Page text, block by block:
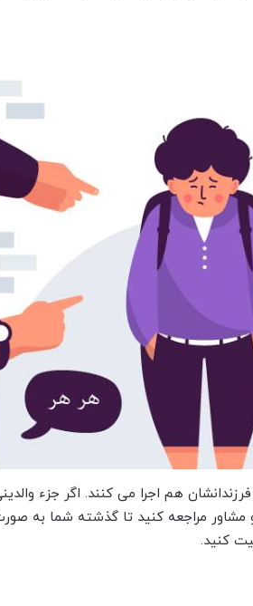
هم اجرا می کنند. اگر جزء
مراجعه کنید تا گذشته شما به صورت
کنید.